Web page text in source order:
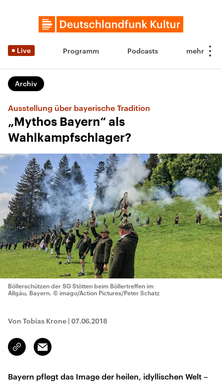
Live Programm Podcasts
Archiv
Ausstellung über bayerische Tradition
„Mythos Bayern“ als
Wahlkampfschlager?
Böllerschützen der SG Stötten beim Böllertreffen im
Allgäu, Bayern. © imago/Action Pictures/Peter Schatz
Von Tobias Krone | 07.06.2018
Link
kopieren/teilen
Email
Bayern pflegt das Image der heilen, idyllischen Welt –